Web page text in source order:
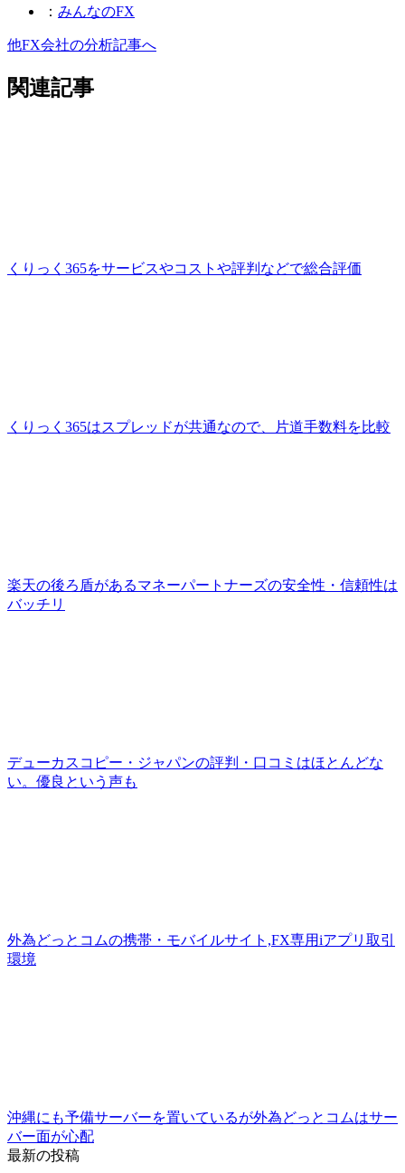
： みんなのFX
他FX会社の分析記事へ
関連記事
くりっく365をサービスやコストや評判などで総合評価
くりっく365はスプレッドが共通なので、片道手数料を比較
楽天の後ろ盾があるマネーパートナーズの安全性・信頼性は
バッチリ
デューカスコピー・ジャパンの評判・口コミはほとんどな
い。優良という声も
外為どっとコムの携帯・モバイルサイト,FX専用iアプリ取引
環境
沖縄にも予備サーバーを置いているが外為どっとコムはサー
バー面が心配
最新の投稿